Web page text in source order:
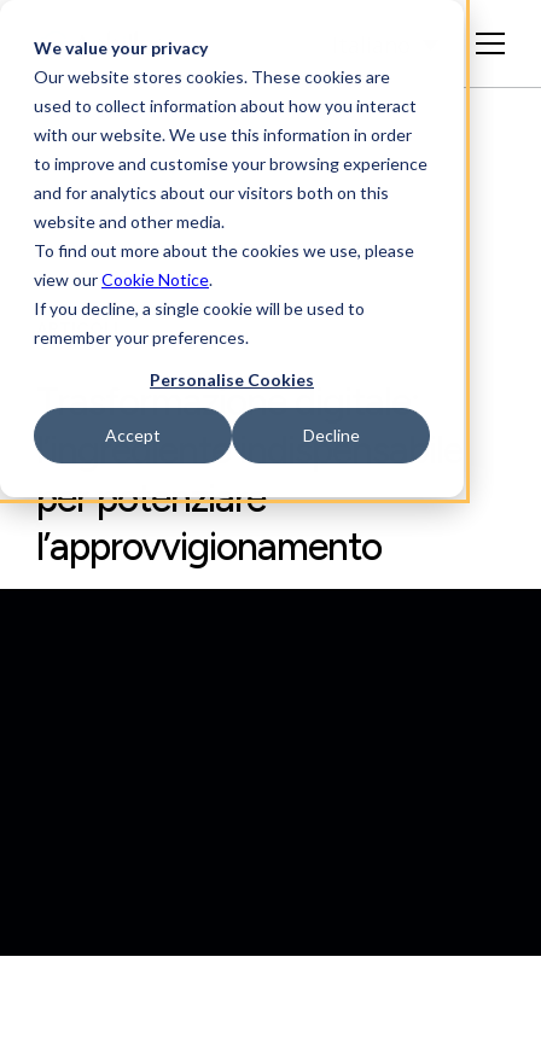
We value your privacy
Our website stores cookies. These cookies are
used to collect information about how you interact
with our website. We use this information in order
to improve and customise your browsing experience
and for analytics about our visitors both on this
website and other media.
To find out more about the cookies we use, please
view ourCookie Notice.
If you decline, a single cookie will be used to
remember your preferences.
Personalise Cookies
Accept Decline
ARTICOLI
Trasformazione digitale:
l’ingrediente indispensabile
per potenziare
l’approvvigionamento